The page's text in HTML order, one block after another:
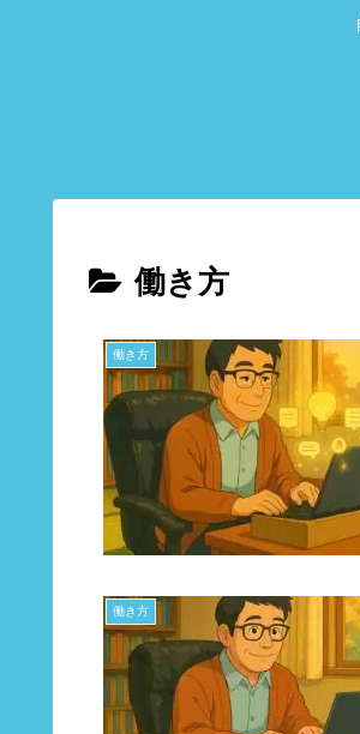
働き方
働き方
働き方